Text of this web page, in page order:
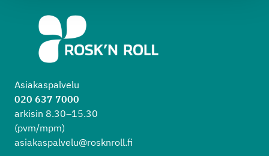
Asiakaspalvelu
020 637 7000
arkisin 8.30–15.30
(pvm/mpm)
asiakaspalvelu@rosknroll.fi